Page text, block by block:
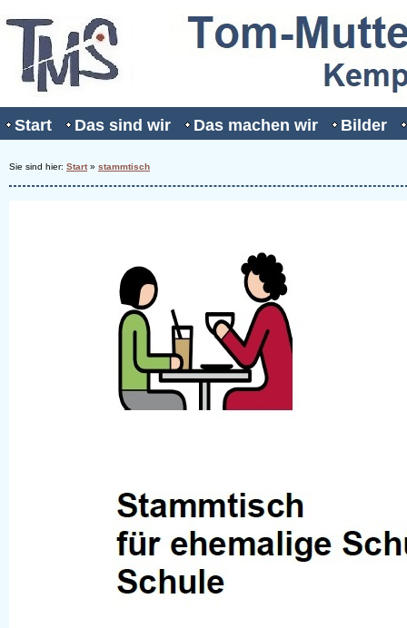
Start Das sind wir Das machen wir Bilder
Sie sind hier: Start» stammtisch